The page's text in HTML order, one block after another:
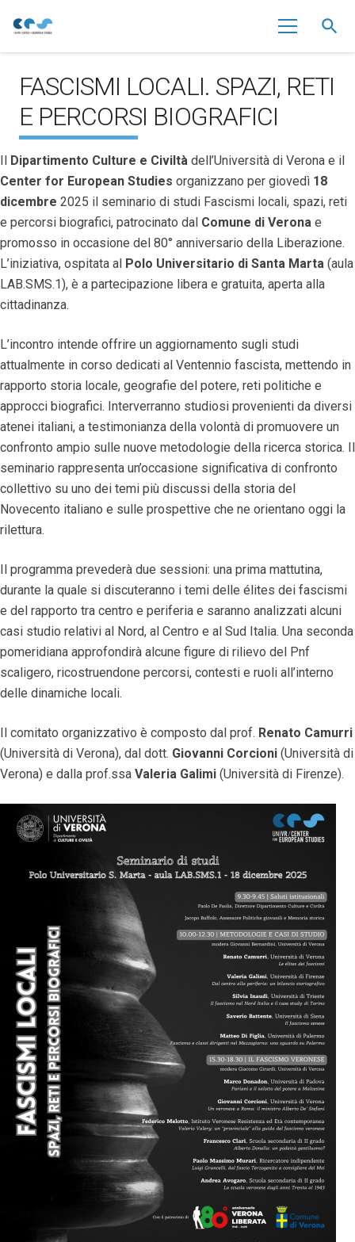
search
FASCISMI LOCALI. SPAZI, RETI
E PERCORSI BIOGRAFICI
Il Dipartimento Culture e Civiltà dell’Università di Verona e il
Center for European Studies organizzano per giovedì 18
dicembre 2025 il seminario di studi Fascismi locali, spazi, reti
e percorsi biografici, patrocinato dal Comune di Verona e
promosso in occasione del 80° anniversario della Liberazione.
L’iniziativa, ospitata al Polo Universitario di Santa Marta (aula
LAB.SMS.1), è a partecipazione libera e gratuita, aperta alla
cittadinanza.
L’incontro intende offrire un aggiornamento sugli studi
attualmente in corso dedicati al Ventennio fascista, mettendo in
rapporto storia locale, geografie del potere, reti politiche e
approcci biografici. Interverranno studiosi provenienti da diversi
atenei italiani, a testimonianza della volontà di promuovere un
confronto ampio sulle nuove metodologie della ricerca storica. Il
seminario rappresenta un’occasione significativa di confronto
collettivo su uno dei temi più discussi della storia del
Novecento italiano e sulle prospettive che ne orientano oggi la
rilettura.
Il programma prevederà due sessioni: una prima mattutina,
durante la quale si discuteranno i temi delle élites dei fascismi
e del rapporto tra centro e periferia e saranno analizzati alcuni
casi studio relativi al Nord, al Centro e al Sud Italia. Una seconda
pomeridiana approfondirà alcune figure di rilievo del Pnf
scaligero, ricostruendone percorsi, contesti e ruoli all’interno
delle dinamiche locali.
Il comitato organizzativo è composto dal prof. Renato Camurri
(Università di Verona), dal dott. Giovanni Corcioni (Università di
Verona) e dalla prof.ssa Valeria Galimi (Università di Firenze).